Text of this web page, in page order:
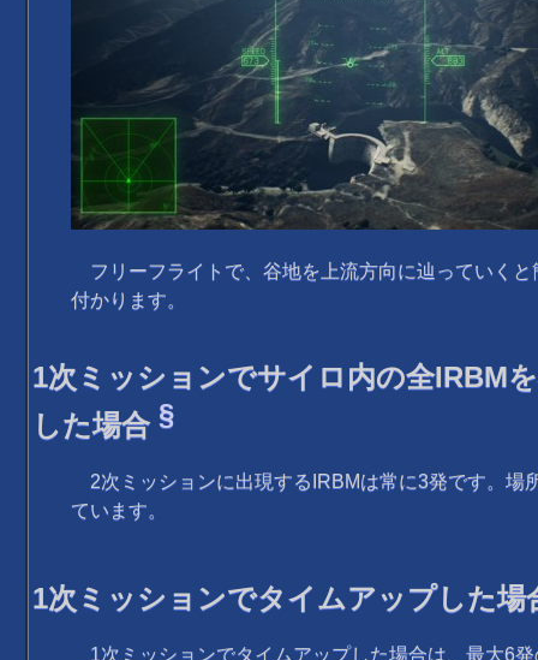
フリーフライトで、谷地を上流方向に辿っていくと
付かります。
1次ミッションでサイロ内の全IRBM
した場合§
2次ミッションに出現するIRBMは常に3発です。場
ています。
1次ミッションでタイムアップした
1次ミッションでタイムアップした場合は、最大6